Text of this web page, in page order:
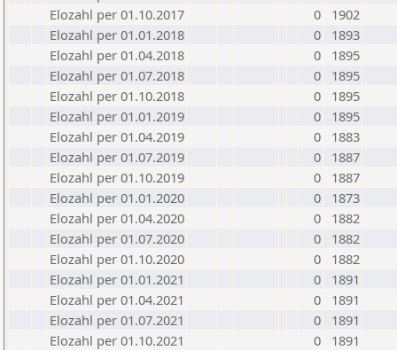
Elozahl per 01.10.2017
0
1902
Elozahl per 01.01.2018
0
1893
Elozahl per 01.04.2018
0
1895
Elozahl per 01.07.2018
0
1895
Elozahl per 01.10.2018
0
1895
Elozahl per 01.01.2019
0
1895
Elozahl per 01.04.2019
0
1883
Elozahl per 01.07.2019
0
1887
Elozahl per 01.10.2019
0
1887
Elozahl per 01.01.2020
0
1873
Elozahl per 01.04.2020
0
1882
Elozahl per 01.07.2020
0
1882
Elozahl per 01.10.2020
0
1882
Elozahl per 01.01.2021
0
1891
Elozahl per 01.04.2021
0
1891
Elozahl per 01.07.2021
0
1891
Elozahl per 01.10.2021
0
1891